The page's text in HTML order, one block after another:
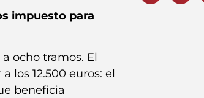
impuesto para
ocho tramos. El
los 12.500 euros: el
beneficia